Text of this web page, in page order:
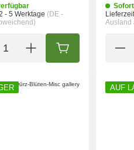
- 5 Werktage (DE -
IN DEN
Ausland
AUF